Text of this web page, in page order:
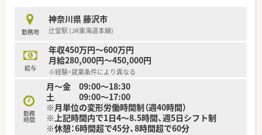
もちろん、異業種からも講師を招いて幅広い知識の吸収を図り、
個々のスキルアップに努めております。
勤務地
神奈川県 藤沢市
辻堂駅 (JR東海道本線)
給与
年収450万円～600万円
月給280,000円～450,000円
※経験・就業条件により異なる
勤務
時間
月～金 09:00～18:30
土 09:00～17:00
※月単位の変形労働時間制（週40時間）
※上記時間内で1日4～8.5時間、週5日シフト制
※休憩：6時間超で45分、8時間超で60分